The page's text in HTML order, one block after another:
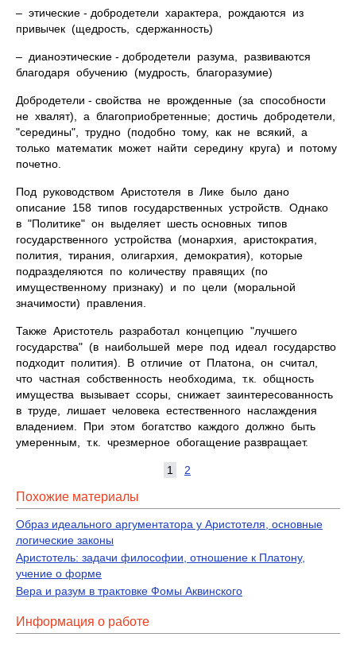
– этические - добродетели характера, рождаются из
привычек (щедрость, сдержанность)
– дианоэтические - добродетели разума, развиваются
благодаря обучению (мудрость, благоразумие)
Добродетели - свойства не врожденные (за способности
не хвалят), а благоприобретенные; достичь добродетели,
"середины", трудно (подобно тому, как не всякий, а
только математик может найти середину круга) и потому
почетно.
Под руководством Аристотеля в Лике было дано
описание 158 типов государственных устройств. Однако
в "Политике" он выделяет шесть основных типов
государственного устройства (монархия, аристократия,
полития, тирания, олигархия, демократия), которые
подразделяются по количеству правящих (по
имущественному признаку) и по цели (моральной
значимости) правления.
Также Аристотель разработал концепцию "лучшего
государства" (в наибольшей мере под идеал государство
подходит полития). В отличие от Платона, он считал,
что частная собственность необходима, т.к. общность
имущества вызывает ссоры, снижает заинтересованность
в труде, лишает человека естественного наслаждения
владением. При этом богатство каждого должно быть
умеренным, т.к. чрезмерное обогащение развращает.
1 2
Похожие материалы
Образ идеального аргументатора у Аристотеля, основные
логические законы
Аристотель: задачи философии, отношение к Платону,
учение о форме
Вера и разум в трактовке Фомы Аквинского
Информация о работе